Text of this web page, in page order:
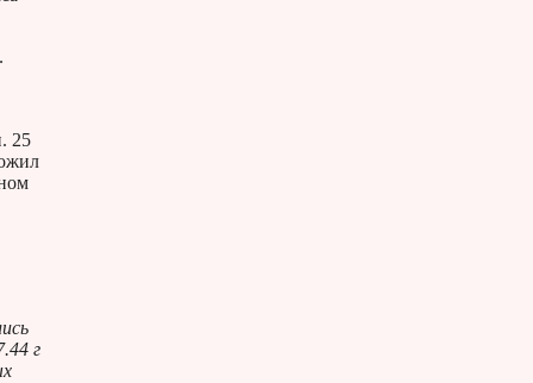
25
г